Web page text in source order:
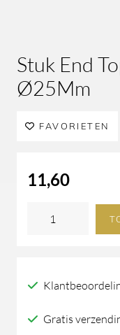
Stuk End
Ø25Mm
FAVORIETEN
11,60
Rail
BronsGratis